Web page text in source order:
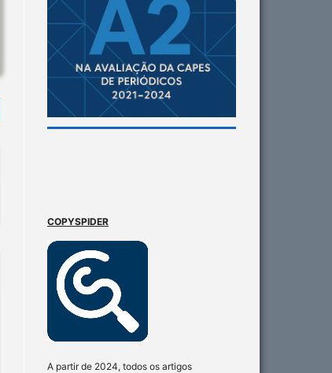
COPYSPIDER
A partir de 2024, todos os artigos